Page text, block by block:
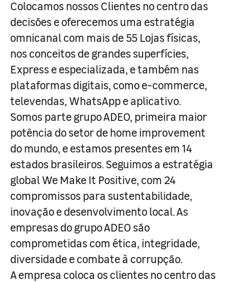
Colocamos nossos Clientes no centro das
decisões e oferecemos uma estratégia
omnicanal com mais de 55 Lojas físicas,
nos conceitos de grandes superfícies,
Express e especializada, e também nas
plataformas digitais, como e-commerce,
televendas, WhatsApp e aplicativo.
Somos parte grupo ADEO, primeira maior
potência do setor de home improvement
do mundo, e estamos presentes em 14
estados brasileiros. Seguimos a estratégia
global We Make It Positive, com 24
compromissos para sustentabilidade,
inovação e desenvolvimento local. As
empresas do grupo ADEO são
comprometidas com ética, integridade,
diversidade e combate à corrupção.
A empresa coloca os clientes no centro das